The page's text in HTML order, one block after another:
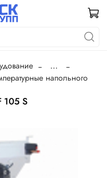
...
напольного
105 S